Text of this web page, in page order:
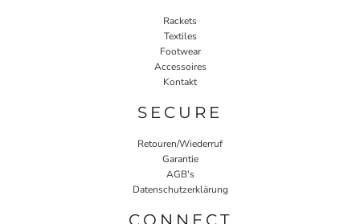
Rackets
Textiles
Footwear
Accessoires
Kontakt
SECURE
Retouren/Wiederruf
Garantie
AGB's
Datenschutzerklärung
CONNECT